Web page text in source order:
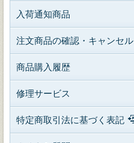
入荷通知商品
注文商品の確認・キャンセル
商品購入履歴
修理サービス
特定商取引法に基づく表記